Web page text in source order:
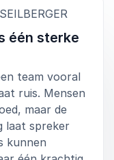
op voor meer
te maken.
één sterke
team vooral
ruis. Mensen
maar de
laat spreker
kunnen